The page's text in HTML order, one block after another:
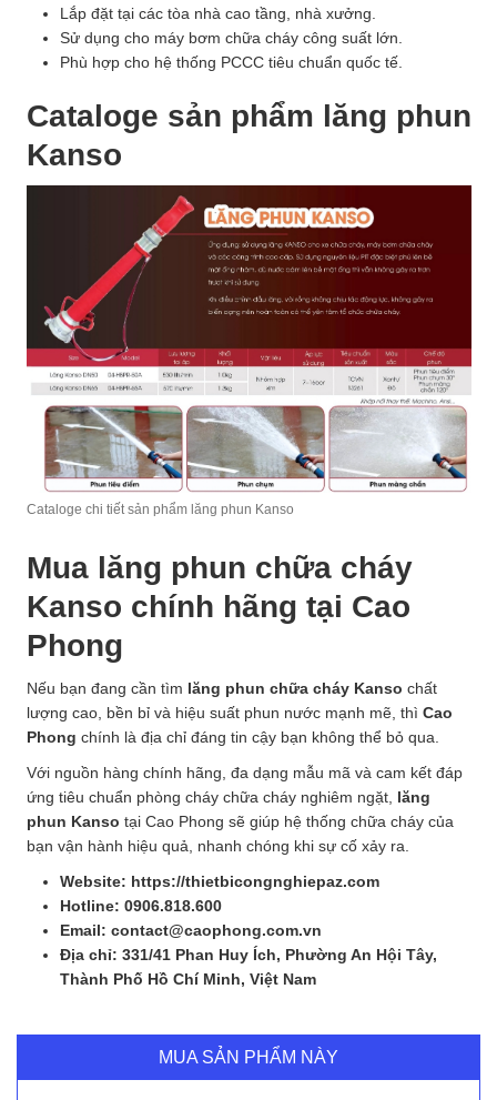
Lắp đặt tại các tòa nhà cao tầng, nhà xưởng.
Sử dụng cho máy bơm chữa cháy công suất lớn.
Phù hợp cho hệ thống PCCC tiêu chuẩn quốc tế.
Cataloge sản phẩm lăng phun
Kanso
Cataloge chi tiết sản phẩm lăng phun Kanso
Mua lăng phun chữa cháy
Kanso chính hãng tại Cao
Phong
Nếu bạn đang cần tìm lăng phun chữa cháy Kanso chất
lượng cao, bền bỉ và hiệu suất phun nước mạnh mẽ, thì Cao
Phong chính là địa chỉ đáng tin cậy bạn không thể bỏ qua.
Với nguồn hàng chính hãng, đa dạng mẫu mã và cam kết đáp
ứng tiêu chuẩn phòng cháy chữa cháy nghiêm ngặt, lăng
phun Kanso tại Cao Phong sẽ giúp hệ thống chữa cháy của
bạn vận hành hiệu quả, nhanh chóng khi sự cố xảy ra.
Website: https://thietbicongnghiepaz.com
Hotline: 0906.818.600
Email: contact@caophong.com.vn
Địa chỉ: 331/41 Phan Huy Ích, Phường An Hội Tây,
Thành Phố Hồ Chí Minh, Việt Nam
MUA SẢN PHẨM NÀY